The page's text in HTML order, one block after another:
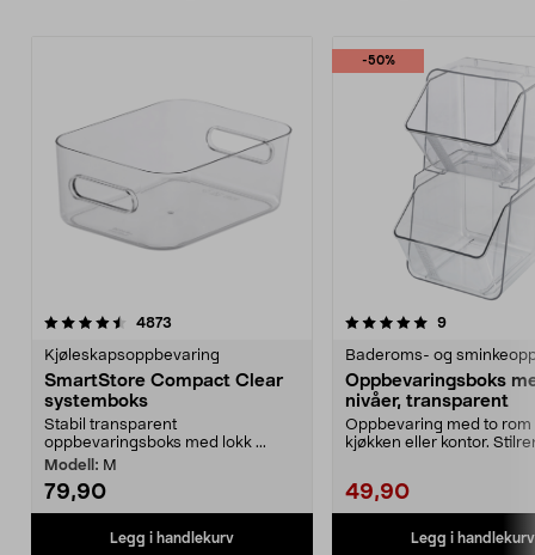
4873
Kjøleskapsoppbevaring
SmartStore Compact Clear
systemboks
Stabil transparent
oppbevaringsboks med lokk ...
Modell: M
79,90
Legg i handlekurv
-50%
5.0 av 5 stjerner 9anmeldelser
Oppbevaringsboks
nivåer, transparent
Oppbevaring med to rom
kjøkken eller kontor.
49,90
Legg i handlekurv
4.5 av 5 stjerner